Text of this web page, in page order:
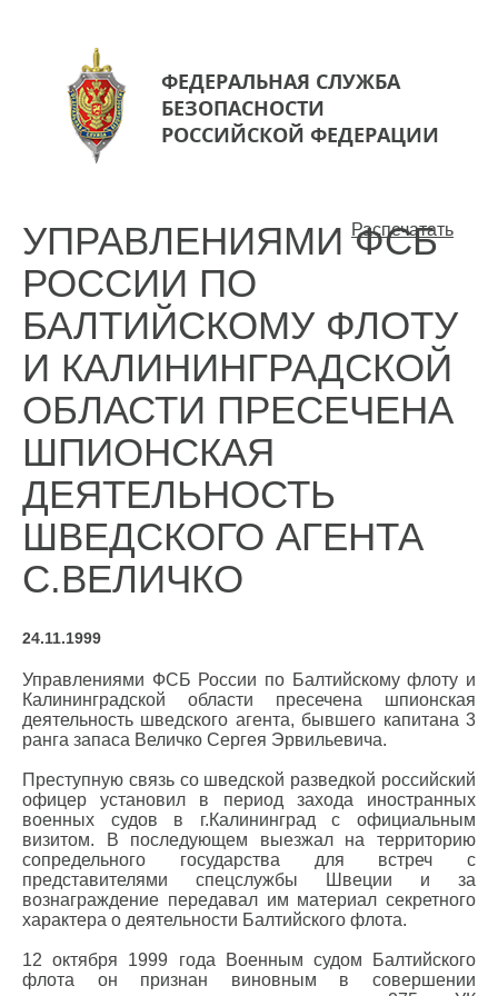
ФЕДЕРАЛЬНАЯ СЛУЖБА
БЕЗОПАСНОСТИ
РОССИЙСКОЙ ФЕДЕРАЦИИ
Распечатать
УПРАВЛЕНИЯМИ ФСБ
РОССИИ ПО
БАЛТИЙСКОМУ ФЛОТУ
И КАЛИНИНГРАДСКОЙ
ОБЛАСТИ ПРЕСЕЧЕНА
ШПИОНСКАЯ
ДЕЯТЕЛЬНОСТЬ
ШВЕДСКОГО АГЕНТА
С.ВЕЛИЧКО
24.11.1999
Управлениями ФСБ России по Балтийскому флоту и
Калининградской области пресечена шпионская
деятельность шведского агента, бывшего капитана 3
ранга запаса Величко Сергея Эрвильевича.
Преступную связь со шведской разведкой российский
офицер установил в период захода иностранных
военных судов в г.Калининград с официальным
визитом. В последующем выезжал на территорию
сопредельного государства для встреч с
представителями спецслужбы Швеции и за
вознаграждение передавал им материал секретного
характера о деятельности Балтийского флота.
12 октября 1999 года Военным судом Балтийского
флота он признан виновным в совершении